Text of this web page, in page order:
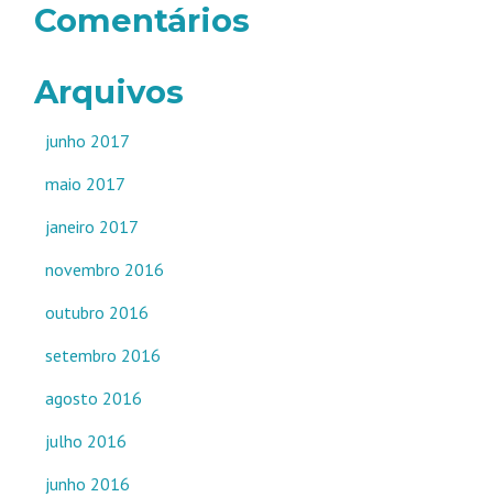
Comentários
Arquivos
junho 2017
maio 2017
janeiro 2017
novembro 2016
outubro 2016
setembro 2016
agosto 2016
julho 2016
junho 2016